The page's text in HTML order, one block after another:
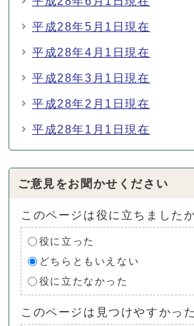
平成28年5月1日現在
平成28年4月1日現在
平成28年3月1日現在
平成28年2月1日現在
平成28年1月1日現在
ご意見をお聞かせください
このページは役に立ちました
役に立った
どちらともいえない
役に立たなかった
このページは見つけやすかっ